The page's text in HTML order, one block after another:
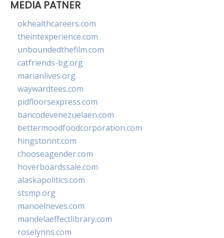
MEDIA PATNER
okhealthcareers.com
theintexperience.com
unboundedthefilm.com
catfriends-bg.org
marianlives.org
waywardtees.com
pidfloorsexpress.com
bancodevenezuelaen.com
bettermoodfoodcorporation.com
hingstonnt.com
chooseagender.com
hoverboardssale.com
alaskapolitics.com
stsmp.org
manoelneves.com
mandelaeffectlibrary.com
roselynns.com